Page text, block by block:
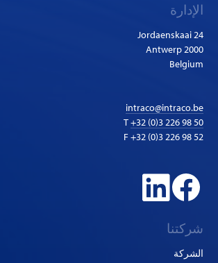
الإدارة
Jordaenskaai 24
2000 Antwerp
Belgium
intraco@intraco.be
T+32 (0)3 226 98 50
F +32 (0)3 226 98 52
شركتنا
الشركة